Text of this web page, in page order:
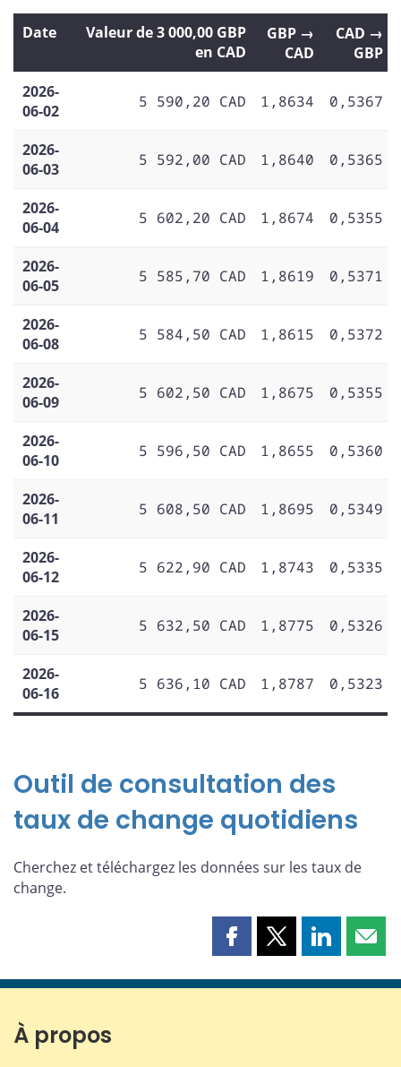
Date
Valeur de 3 000,00 GBP
en CAD
GBP →
CAD
CAD →
GBP
2026-
06-02
5 590,20 CAD 1,8634 0,5367
2026-
06-03
5 592,00 CAD 1,8640 0,5365
2026-
06-04
5 602,20 CAD 1,8674 0,5355
2026-
06-05
5 585,70 CAD 1,8619 0,5371
2026-
06-08
5 584,50 CAD 1,8615 0,5372
2026-
06-09
5 602,50 CAD 1,8675 0,5355
2026-
06-10
5 596,50 CAD 1,8655 0,5360
2026-
06-11
5 608,50 CAD 1,8695 0,5349
2026-
06-12
5 622,90 CAD 1,8743 0,5335
2026-
06-15
5 632,50 CAD 1,8775 0,5326
2026-
06-16
5 636,10 CAD 1,8787 0,5323
Outil de consultation des
taux de change quotidiens
Cherchez et téléchargez les données sur les taux de
change.
Partager
page
Partager
page
Partager
page page
À propos